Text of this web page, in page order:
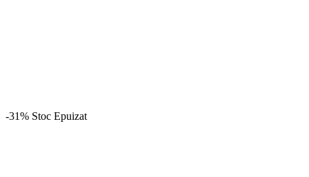
-31% Stoc Epuizat